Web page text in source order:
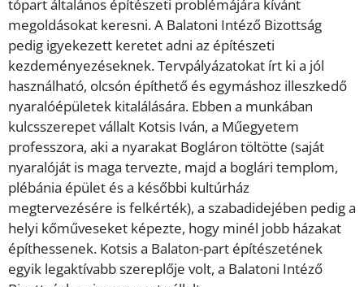
tópart általános építészeti problémájára kívánt
megoldásokat keresni. A Balatoni Intéző Bizottság
pedig igyekezett keretet adni az építészeti
kezdeményezéseknek. Tervpályázatokat írt ki a jól
használható, olcsón építhető és egymáshoz illeszkedő
nyaralóépületek kitalálására. Ebben a munkában
kulcsszerepet vállalt Kotsis Iván, a Műegyetem
professzora, aki a nyarakat Bogláron töltötte (saját
nyaralóját is maga tervezte, majd a boglári templom,
plébánia épület és a későbbi kultúrház
megtervezésére is felkérték), a szabadidejében pedig a
helyi kőműveseket képezte, hogy minél jobb házakat
építhessenek. Kotsis a Balaton-part építészetének
egyik legaktívabb szereplője volt, a Balatoni Intéző